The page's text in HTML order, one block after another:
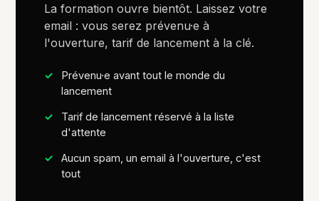
La formation ouvre bientôt. Laissez votre
email : vous serez prévenu·e à
l'ouverture, tarif de lancement à la clé.
Prévenu·e avant tout le monde du
lancement
Tarif de lancement réservé à la liste
d'attente
Aucun spam, un email à l'ouverture, c'est
tout